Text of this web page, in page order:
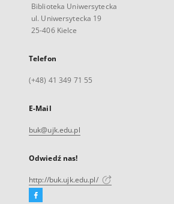
Biblioteka Uniwersytecka
ul. Uniwersytecka 19
25-406 Kielce
Telefon
(+48) 41 349 71 55
E-Mail
buk@ujk.edu.pl
Odwiedź nas!
http://buk.ujk.edu.pl/
Facebook